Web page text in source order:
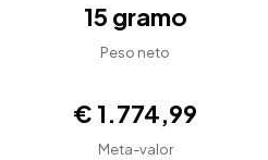
15 gramo
Peso neto
€ 1.774,99
Meta-valor